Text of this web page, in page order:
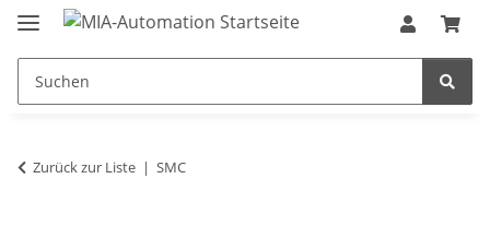
Zurück zur Liste SMC